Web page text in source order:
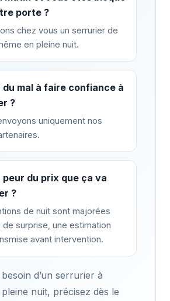
porte ?
chez vous un serrurier de
en pleine nuit.
du mal à faire confiance à
?
uniquement nos
peur du prix que ça va
?
de nuit sont majorées
de surprise, une estimation
avant intervention.
d’un serrurier à
nuit, précisez dès le